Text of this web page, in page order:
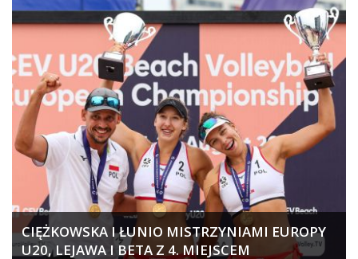
CIĘŻKOWSKA I ŁUNIO MISTRZYNIAMI EUROPY
U20, LEJAWA I BETA Z 4. MIEJSCEM